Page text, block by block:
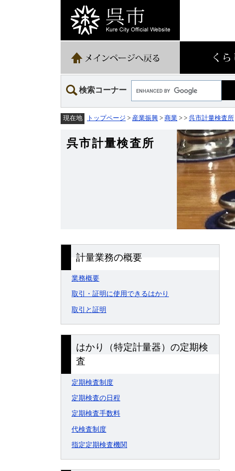
検索コーナー
カ
ス
ム
索
現在地 トップページ > 産業振興 > 商業 > > 呉市計量検査所
呉市計量検査所
計量業務の概要
業務概要
取引・証明に使用できるはかり
取引と証明
はかり（特定計量器）の定期検
査
定期検査制度
定期検査の日程
定期検査手数料
代検査制度
指定定期検査機関